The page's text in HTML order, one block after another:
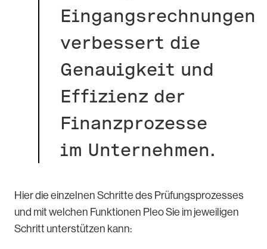
Eingangsrechnungen
verbessert die
Genauigkeit und
Effizienz der
Finanzprozesse
im Unternehmen.
Hier die einzelnen Schritte des Prüfungsprozesses
und mit welchen Funktionen Pleo Sie im jeweiligen
Schritt unterstützen kann: